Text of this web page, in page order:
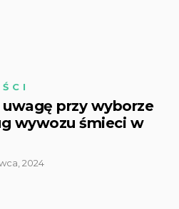
przy wyborze
wywozu śmieci w
2024